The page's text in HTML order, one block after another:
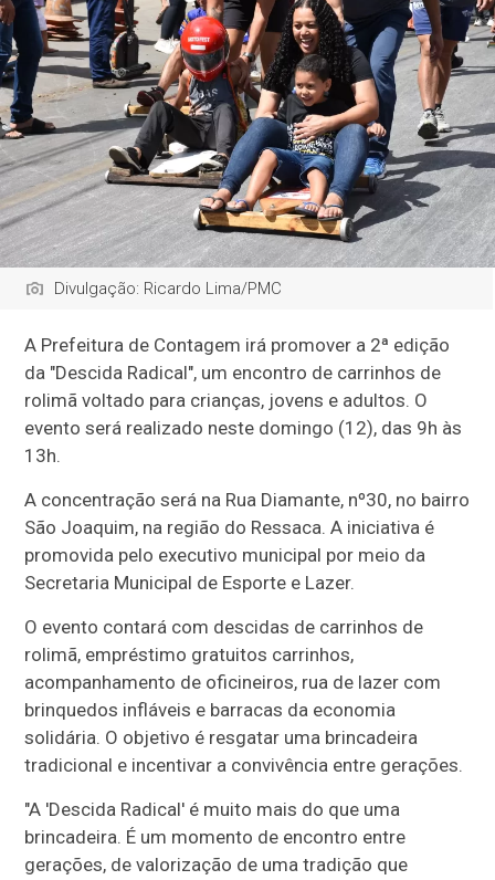
Divulgação: Ricardo Lima/PMC
A Prefeitura de Contagem irá promover a 2ª edição
da "Descida Radical", um encontro de carrinhos de
rolimã voltado para crianças, jovens e adultos. O
evento será realizado neste domingo (12), das 9h às
13h.
A concentração será na Rua Diamante, nº30, no bairro
São Joaquim, na região do Ressaca. A iniciativa é
promovida pelo executivo municipal por meio da
Secretaria Municipal de Esporte e Lazer.
O evento contará com descidas de carrinhos de
rolimã, empréstimo gratuitos carrinhos,
acompanhamento de oficineiros, rua de lazer com
brinquedos infláveis e barracas da economia
solidária. O objetivo é resgatar uma brincadeira
tradicional e incentivar a convivência entre gerações.
"A 'Descida Radical' é muito mais do que uma
brincadeira. É um momento de encontro entre
gerações, de valorização de uma tradição que